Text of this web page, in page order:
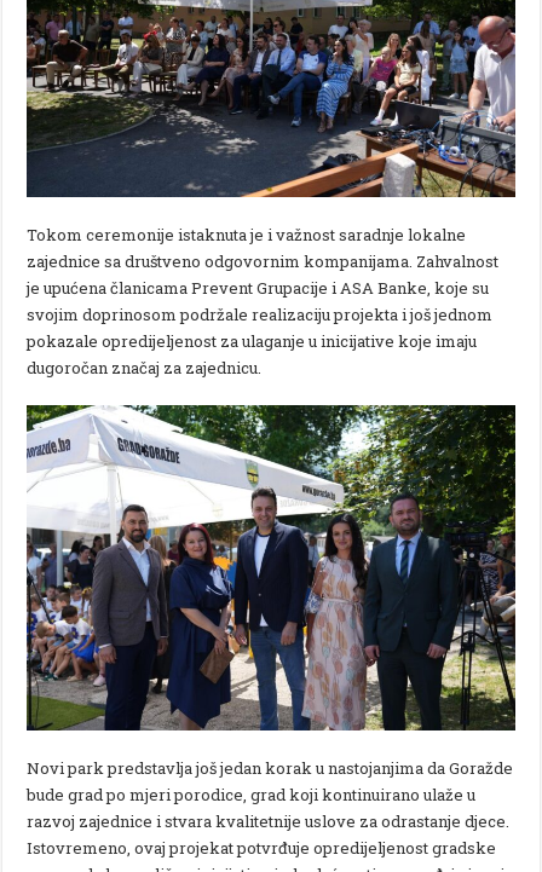
Tokom ceremonije istaknuta je i važnost saradnje lokalne
zajednice sa društveno odgovornim kompanijama. Zahvalnost
je upućena članicama Prevent Grupacije i ASA Banke, koje su
svojim doprinosom podržale realizaciju projekta i još jednom
pokazale opredijeljenost za ulaganje u inicijative koje imaju
dugoročan značaj za zajednicu.
Novi park predstavlja još jedan korak u nastojanjima da Goražde
bude grad po mjeri porodice, grad koji kontinuirano ulaže u
razvoj zajednice i stvara kvalitetnije uslove za odrastanje djece.
Istovremeno, ovaj projekat potvrđuje opredijeljenost gradske